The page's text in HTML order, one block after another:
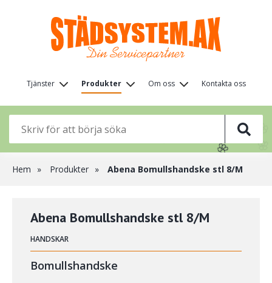
huvudinnehåll
Huvudmeny
(nivå
1)
Tjänster Produkter Om oss Kontakta oss
🌸
🌸
🌸
🌸
🌸
Länkstig
Hem Produkter Abena Bomullshandske stl 8/M
Abena Bomullshandske stl 8/M
HANDSKAR
Bomullshandske